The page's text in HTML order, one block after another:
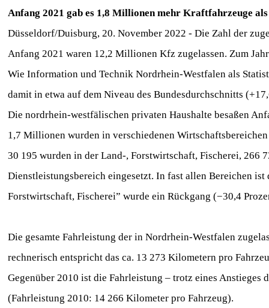
Anfang 2021 gab es 1,8 Millionen mehr Kraftfahrzeuge
Düsseldorf/Duisburg, 20. November 2022 - Die Zahl der
Anfang 2021 waren 12,2 Millionen Kfz zugelassen. Zum
Wie Information und Technik Nordrhein-Westfalen als
damit in etwa auf dem Niveau des Bundesdurchschnitts
Die nordrhein-westfälischen privaten Haushalte besaßen
1,7 Millionen wurden in verschiedenen
30 195 wurden in der Land-, Forstwirtschaft, Fischerei, 266
Dienstleistungsbereich eingesetzt. In fast allen Bereichen
Forstwirtschaft, Fischerei” wurde ein Rückgang (−30,4
Die gesamte Fahrleistung der in Nordrhein-Westfalen
rechnerisch entspricht das ca. 13 273 Kilometern pro
Gegenüber 2010 ist die Fahrleistung – trotz eines Anstieges
(Fahrleistung 2010: 14 266 Kilometer pro Fahrzeug).